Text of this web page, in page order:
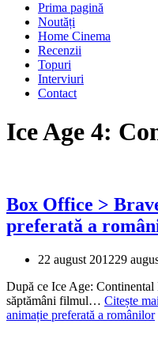
Prima pagină
Noutăți
Home Cinema
Recenzii
Topuri
Interviuri
Contact
Ice Age 4:
Box Office >
preferată a
22 august 201229
După ce Ice Age:
săptămâni filmul… Citește
animație preferată a românilor